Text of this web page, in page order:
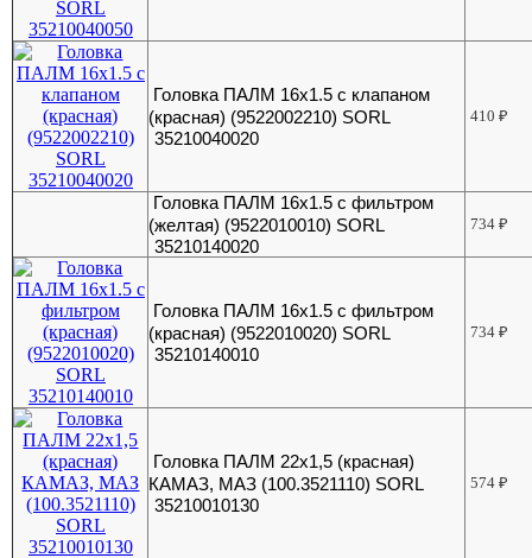
Головка ПАЛМ 16х1.5 с клапаном
(красная) (9522002210) SORL
35210040020
410₽
Головка ПАЛМ 16х1.5 с фильтром
(желтая) (9522010010) SORL
35210140020
734₽
Головка ПАЛМ 16х1.5 с фильтром
(красная) (9522010020) SORL
35210140010
734₽
Головка ПАЛМ 22х1,5 (красная)
КАМАЗ, МАЗ (100.3521110) SORL
35210010130
574₽